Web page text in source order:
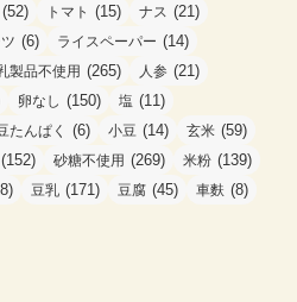
(52) トマト (15) ナス (21)
(6) ライスペーパー (14)
製品不使用 (265) 人参 (21)
卵なし (150) 塩 (11)
たんぱく (6) 小豆 (14) 玄米 (59)
(152) 砂糖不使用 (269) 米粉 (139)
豆乳 (171) 豆腐 (45) 車麩 (8)